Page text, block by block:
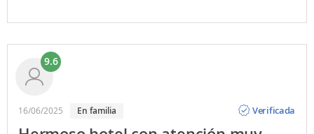
9.6
16/06/2025 en familia
Verificada